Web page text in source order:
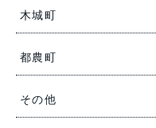
木城町
都農町
その他